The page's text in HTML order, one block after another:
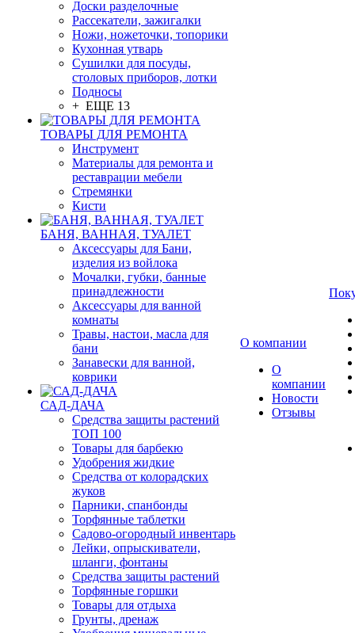
Доски разделочные
Рассекатели, зажигалки
Ножи, ножеточки, топорики
Кухонная утварь
Сушилки для посуды,
столовых приборов, лотки
Подносы
+ ЕЩЕ 13
ТОВАРЫ ДЛЯ РЕМОНТА
Инструмент
Материалы для ремонта и
реставрации мебели
Стремянки
Кисти
БАНЯ, ВАННАЯ, ТУАЛЕТ
Аксессуары для Бани,
изделия из войлока
Мочалки, губки, банные
принадлежности
Аксессуары для ванной
комнаты
Травы, настои, масла для
бани
Занавески для ванной,
коврики
САД-ДАЧА
Средства защиты растений
ТОП 100
Товары для барбекю
Удобрения жидкие
Средства от колорадских
жуков
Парники, спанбонды
Торфянные таблетки
Садово-огородный инвентарь
Лейки, опрыскиватели,
шланги, фонтаны
Средства защиты растений
Торфянные горшки
Товары для отдыха
Грунты, дренаж
О компании
О
компании
Новости
Отзывы